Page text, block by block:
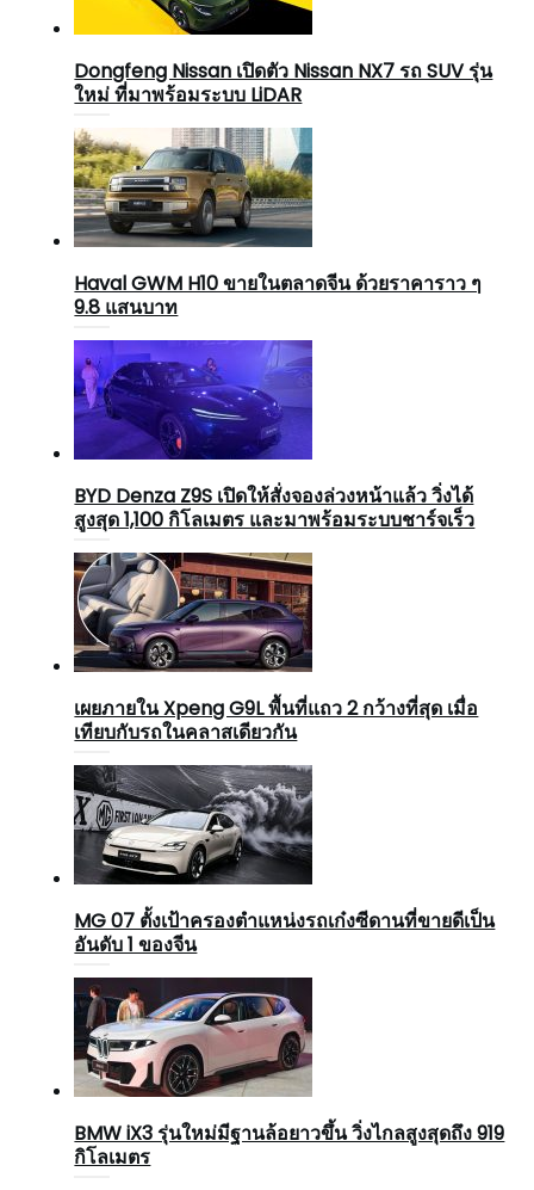
Dongfeng Nissan เปิดตัว Nissan NX7 รถ SUV รุ่น
ใหม่ ที่มาพร้อมระบบ LiDAR
Haval GWM H10 ขายในตลาดจีน ด้วยราคาราว ๆ
9.8 แสนบาท
BYD Denza Z9S เปิดให้สั่งจองล่วงหน้าแล้ว วิ่งได้
สูงสุด 1,100 กิโลเมตร และมาพร้อมระบบชาร์จเร็ว
เผยภายใน Xpeng G9L พื้นที่แถว 2 กว้างที่สุด เมื่อ
เทียบกับรถในคลาสเดียวกัน
MG 07 ตั้งเป้าครองตำแหน่งรถเก๋งซีดานที่ขายดีเป็น
อันดับ 1 ของจีน
BMW iX3 รุ่นใหม่มีฐานล้อยาวขึ้น วิ่งไกลสูงสุดถึง 919
กิโลเมตร